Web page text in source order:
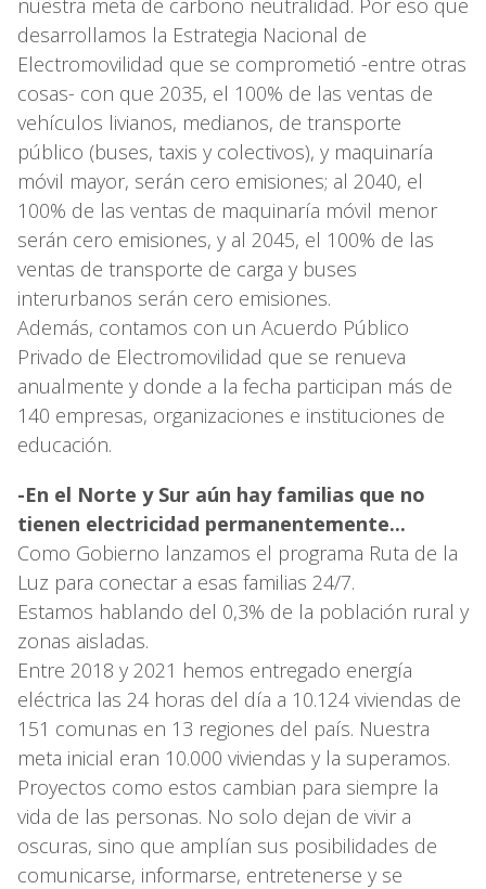
desarrollamos la Estrategia Nacional de
Electromovilidad que se comprometió -entre otras
cosas- con que 2035, el 100% de las ventas de
vehículos livianos, medianos, de transporte
público (buses, taxis y colectivos), y maquinaría
móvil mayor, serán cero emisiones; al 2040, el
100% de las ventas de maquinaría móvil menor
serán cero emisiones, y al 2045, el 100% de las
ventas de transporte de carga y buses
interurbanos serán cero emisiones.
Además, contamos con un Acuerdo Público
Privado de Electromovilidad que se renueva
anualmente y donde a la fecha participan más de
140 empresas, organizaciones e instituciones de
educación.
-En el Norte y Sur aún hay familias que no
tienen electricidad permanentemente...
Como Gobierno lanzamos el programa Ruta de la
Luz para conectar a esas familias 24/7.
Estamos hablando del 0,3% de la población rural y
zonas aisladas.
Entre 2018 y 2021 hemos entregado energía
eléctrica las 24 horas del día a 10.124 viviendas de
151 comunas en 13 regiones del país. Nuestra
meta inicial eran 10.000 viviendas y la superamos.
Proyectos como estos cambian para siempre la
vida de las personas. No solo dejan de vivir a
oscuras, sino que amplían sus posibilidades de
comunicarse, informarse, entretenerse y se